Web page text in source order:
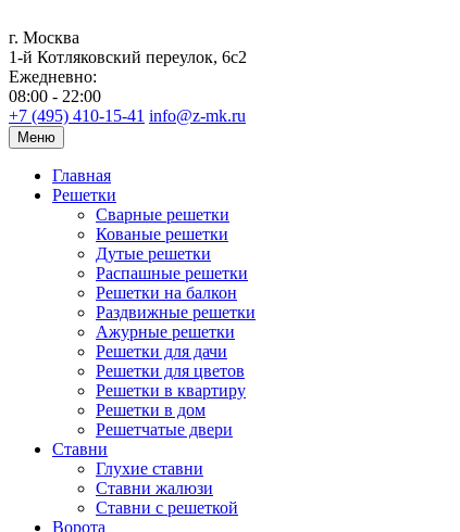
г. Москва
1-й Котляковский переулок, 6с2
Ежедневно:
08:00 - 22:00
+7 (495) 410-15-41 info@z-mk.ru
Меню
Главная
Решетки
Сварные решетки
Кованые решетки
Дутые решетки
Распашные решетки
Решетки на балкон
Раздвижные решетки
Ажурные решетки
Решетки для дачи
Решетки для цветов
Решетки в квартиру
Решетки в дом
Решетчатые двери
Ставни
Глухие ставни
Ставни жалюзи
Ставни с решеткой
Ворота